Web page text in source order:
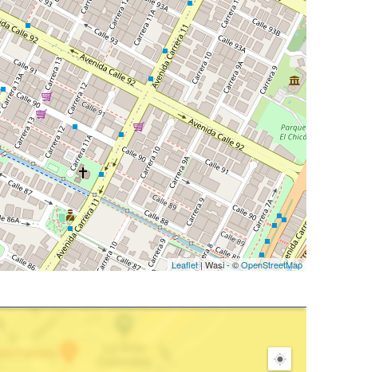
Leaflet| Wasi - ©OpenStreetMap